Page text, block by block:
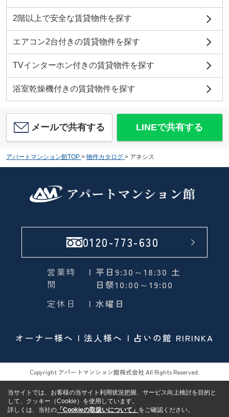
2階以上で安全な賃貸物件を探す
エアコン2台付きの賃貸物件を探す
TVインターホン付きの賃貸物件を探す
浴室乾燥機付きの賃貸物件を探す
メールで共有する LINEで共有する
アパートマンション館TOP > 物件カタログ > アネシス
0120-773-630
営業時
間
| 平日9:30～18:30 土
日祭10:00～19:00
定休日
| 水曜日
オーナー様へ 法人様へ 占いの館 RIRINKA
Copyright アパートマンション館株式会社 All Rights Reserved.
当サイトでは、お客様の当サイト利用状況把握、サービス向上検討を目的と
して、クッキー（Cookie）を使用しています。
詳しくは、当社の 「Cookieの取扱いについて」 をご確認ください。